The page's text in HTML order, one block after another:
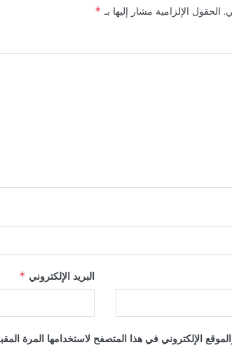
الحقول الإلزامية مشار إليها بـ *
البريد الإلكتروني *
الإلكتروني في هذا المتصفح لاستخدامها المرة